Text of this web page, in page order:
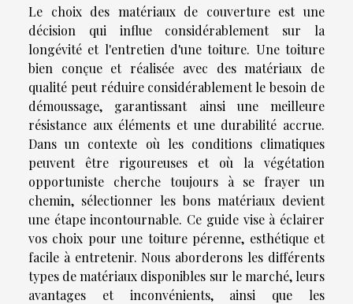
Le choix des matériaux de couverture est une
décision qui influe considérablement sur la
longévité et l'entretien d'une toiture. Une toiture
bien conçue et réalisée avec des matériaux de
qualité peut réduire considérablement le besoin de
démoussage, garantissant ainsi une meilleure
résistance aux éléments et une durabilité accrue.
Dans un contexte où les conditions climatiques
peuvent être rigoureuses et où la végétation
opportuniste cherche toujours à se frayer un
chemin, sélectionner les bons matériaux devient
une étape incontournable. Ce guide vise à éclairer
vos choix pour une toiture pérenne, esthétique et
facile à entretenir. Nous aborderons les différents
types de matériaux disponibles sur le marché, leurs
avantages et inconvénients, ainsi que les